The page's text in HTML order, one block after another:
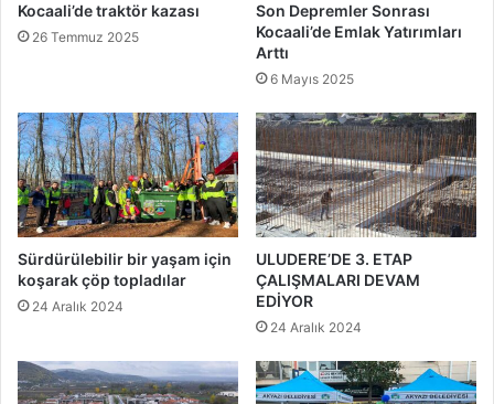
Kocaali’de traktör kazası
26 Temmuz 2025
Son Depremler Sonrası
Kocaali’de Emlak Yatırımları
Arttı
6 Mayıs 2025
Sürdürülebilir bir yaşam için
koşarak çöp topladılar
24 Aralık 2024
ULUDERE’DE 3. ETAP
ÇALIŞMALARI DEVAM
EDİYOR
24 Aralık 2024